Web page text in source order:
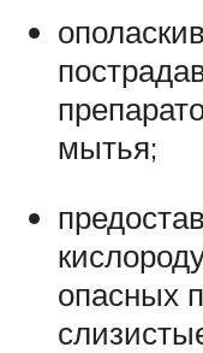
мытья;
опасных